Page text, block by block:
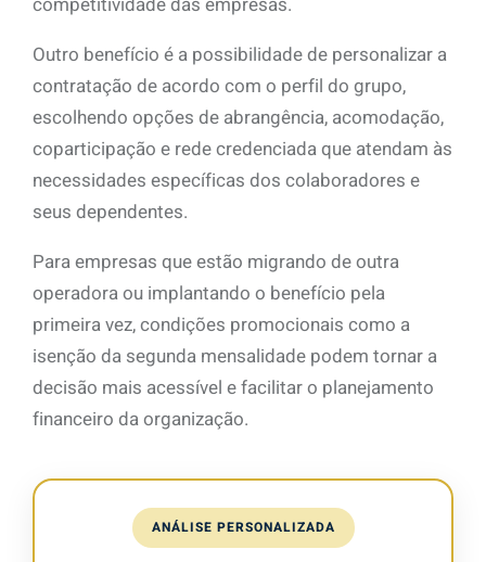
Outro benefício é a possibilidade de personalizar a
contratação de acordo com o perfil do grupo,
escolhendo opções de abrangência, acomodação,
coparticipação e rede credenciada que atendam às
necessidades específicas dos colaboradores e
seus dependentes.
Para empresas que estão migrando de outra
operadora ou implantando o benefício pela
primeira vez, condições promocionais como a
isenção da segunda mensalidade podem tornar a
decisão mais acessível e facilitar o planejamento
financeiro da organização.
ANÁLISE PERSONALIZADA